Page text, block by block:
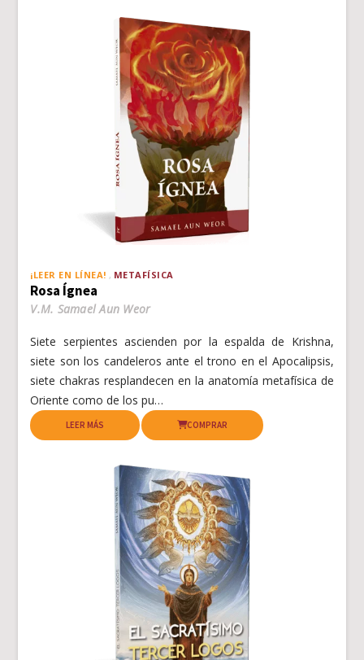
¡LEER EN LÍNEA! METAFÍSICA
Rosa Ígnea
V.M. Samael Aun Weor
Siete serpientes ascienden por la espalda de Krishna,
siete son los candeleros ante el trono en el Apocalipsis,
siete chakras resplandecen en la anatomía metafísica de
Oriente como de los pu…
LEER MÁS COMPRAR